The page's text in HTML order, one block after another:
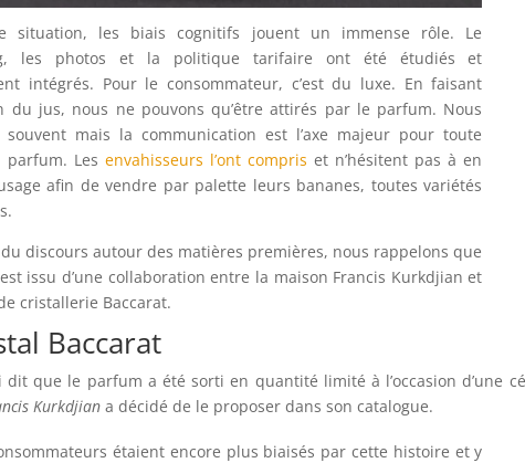
situation, les biais cognitifs jouent un immense rôle. Le
les photos et la politique tarifaire ont été étudiés et
intégrés. Pour le consommateur, c’est du luxe. En faisant
du jus, nous ne pouvons qu’être attirés par le parfum. Nous
souvent mais la communication est l’axe majeur pour toute
parfum. Les envahisseurs l’ont compris et n’hésitent pas à en
afin de vendre par palette leurs bananes, toutes variétés
discours autour des matières premières, nous rappelons que
issu d’une collaboration entre la maison Francis Kurkdjian et
cristallerie Baccarat.
Baccarat
dit que le parfum a été sorti en quantité limité à l’occasion
Kurkdjian a décidé de le proposer dans son catalogue.
étaient encore plus biaisés par cette histoire et y